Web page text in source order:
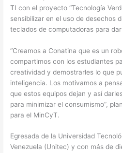
TI con el proyecto “Tecnología
sensibilizar en el uso de desechos
teclados de computadoras para
“Creamos a Conatina que es un
compartimos con los estudiantes
creatividad y demostrarles lo que
inteligencia. Los motivamos a
que estos equipos dejan y así
para minimizar el consumismo”,
para el MinCyT.
Egresada de la Universidad
Venezuela (Unitec) y con más de